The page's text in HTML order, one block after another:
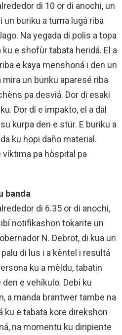
di 10 or di anochi, un
buriku a tuma lugá riba
Na yegada di polis a topa
e shofùr tabata heridá. El a
e kaya menshoná i den un
un buriku aparesé riba
pa desviá. Dor di esaki
Dor di e impakto, el a dal
kurpa den e stür. E buriku a
ku hopi daño material.
pa hòspital pa
banda
di 6.35 or di anochi,
notifikashon tokante un
N. Debrot, di kua un
di lus i a kèntel i resultá
ku a mèldu, tabatin
e vehíkulo. Debí ku
a manda brantwer tambe na
ku e tabata kore direkshon
na momentu ku diripiente